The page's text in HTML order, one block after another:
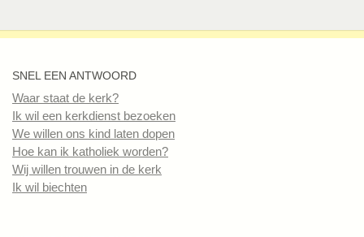
SNEL EEN ANTWOORD
Waar staat de kerk?
Ik wil een kerkdienst bezoeken
We willen ons kind laten dopen
Hoe kan ik katholiek worden?
Wij willen trouwen in de kerk
Ik wil biechten